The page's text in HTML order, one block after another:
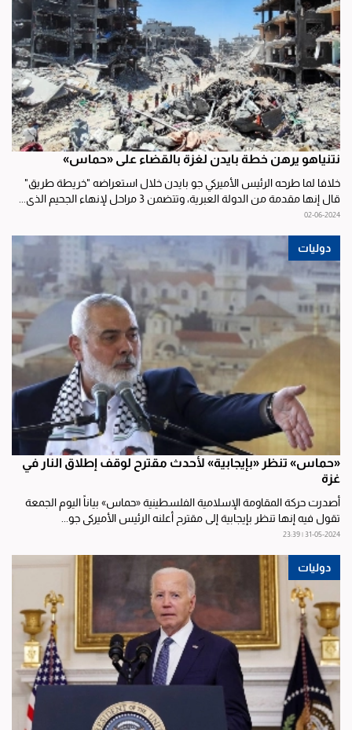
نتنياهو يرهن خطة بايدن لغزة بالقضاء على «حماس»
خلافا لما طرحه الرئيس الأميركي جو بايدن خلال استعراضه "خريطة طريق"
قال إنها مقدمة من الدولة العبرية، وتتضمن 3 مراحل لإنهاء الجحيم الذي...
02-06-2024
دوليات
«حماس» تنظر «بإيجابية» لأحدث مقترح لوقف إطلاق النار في
غزة
أصدرت حركة المقاومة الإسلامية الفلسطينية «حماس» بياناً اليوم الجمعة
تقول فيه إنها تنظر بإيجابية إلى مقترح أعلنه الرئيس الأميركي جو...
31-05-2024 | 23:39
دوليات